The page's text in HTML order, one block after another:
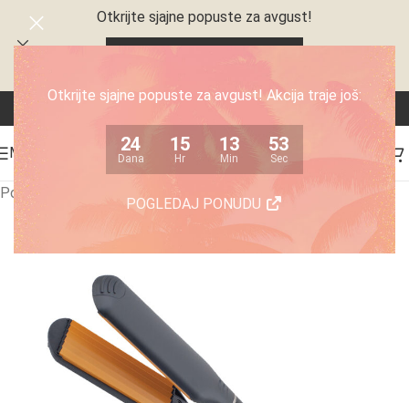
Otkrijte sjajne popuste za avgust! Akcija traje još:
24
Dana
15
Hr
13
Min
52
Sec
POGLEDAJ PONUDU
Otkrijte sjajne popuste za avgust!
MENI
Početna Styleri i prese za kosu